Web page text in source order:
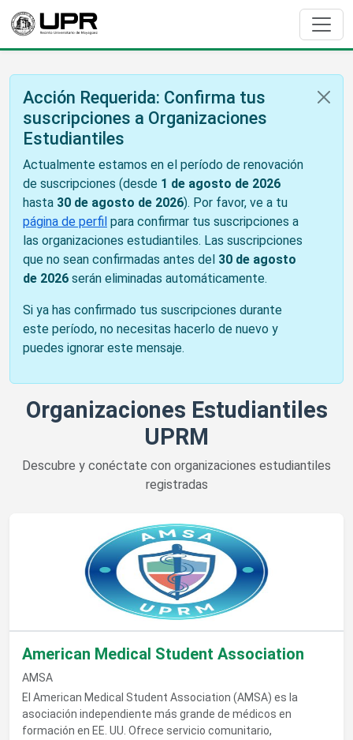
Acción Requerida: Confirma tus
suscripciones a Organizaciones
Estudiantiles
Actualmente estamos en el período de renovación
de suscripciones (desde 1 de agosto de 2026
hasta 30 de agosto de 2026). Por favor, ve a tu
página de perfil para confirmar tus suscripciones a
las organizaciones estudiantiles. Las suscripciones
que no sean confirmadas antes del 30 de agosto
de 2026 serán eliminadas automáticamente.
Si ya has confirmado tus suscripciones durante
este período, no necesitas hacerlo de nuevo y
puedes ignorar este mensaje.
Organizaciones Estudiantiles
UPRM
Descubre y conéctate con organizaciones estudiantiles
registradas
Ver detalles de American Medical Student Association
American Medical Student Association
AMSA
El American Medical Student Association (AMSA) es la
asociación independiente más grande de médicos en
formación en EE. UU. Ofrece servicio comunitario,